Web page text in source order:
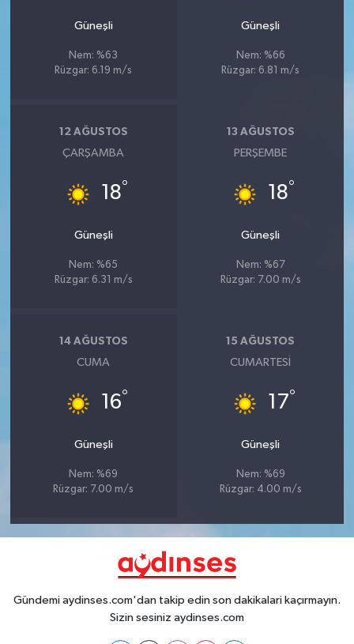
Güneşli
Nem: %63
Rüzgar: 6.19 m/s
Güneşli
Nem: %66
Rüzgar: 6.81 m/s
12 AĞUSTOS
ÇARŞAMBA
18°
Güneşli
Nem: %65
Rüzgar: 6.31 m/s
13 AĞUSTOS
PERŞEMBE
18°
Güneşli
Nem: %67
Rüzgar: 7.00 m/s
14 AĞUSTOS
CUMA
16°
Güneşli
Nem: %69
Rüzgar: 7.00 m/s
15 AĞUSTOS
CUMARTESI
17°
Güneşli
Nem: %69
Rüzgar: 4.00 m/s
Gündemi aydinses.com'dan takip edin son dakikalari kaçırmayın.
Sizin sesiniz aydinses.com